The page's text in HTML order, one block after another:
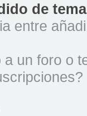
de
entre
un foro o